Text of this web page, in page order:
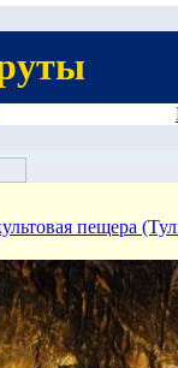
пещера